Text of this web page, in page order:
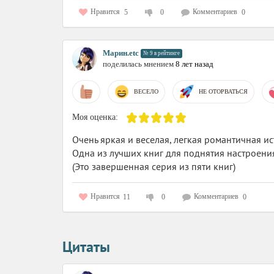
Нравится 5 0 Комментариев 0
Марин.etc № 9 в рейтинге
поделилась мнением 8 лет назад
ВЕСЕЛО НЕ ОТОРВАТЬСЯ
Моя оценка:
Очень яркая и веселая, легкая романтичная
Одна из лучших книг для поднятия
(Это завершенная серия из пяти книг)
Нравится 11 0 Комментариев 0
Цитаты